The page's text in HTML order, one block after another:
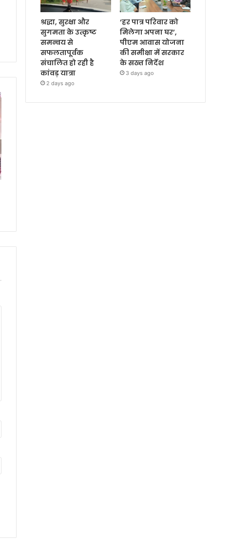
श्रद्धा, सुरक्षा और
सुगमता के उत्कृष्ट
समन्वय से
सफलतापूर्वक
संचालित हो रही है
कांवड़ यात्रा
2 days ago
‘हर पात्र परिवार को
मिलेगा अपना घर’,
पीएम आवास योजना
की समीक्षा में सरकार
के सख्त निर्देश
3 days ago